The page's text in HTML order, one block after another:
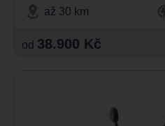
až 30 km
od 38.900 Kč